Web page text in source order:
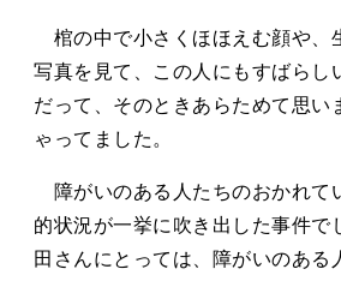
棺の中で小さくほほえむ顔や、
写真を見て、この人にもすばらし
だって、そのときあらためて思い
ゃってました。
障がいのある人たちのおかれて
的状況が一挙に吹き出した事件で
田さんにとっては、障がいのある